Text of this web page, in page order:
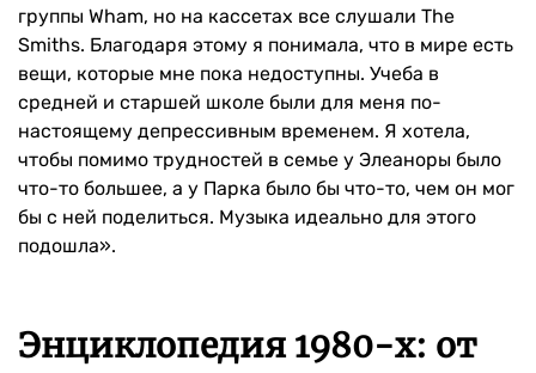
группы Wham, но на кассетах все слушали The
Smiths. Благодаря этому я понимала, что в мире есть
вещи, которые мне пока недоступны. Учеба в
средней и старшей школе были для меня по-
настоящему депрессивным временем. Я хотела,
чтобы помимо трудностей в семье у Элеаноры было
что-то большее, а у Парка было бы что-то, чем он мог
бы с ней поделиться. Музыка идеально для этого
подошла».
Энциклопедия 1980-х: от